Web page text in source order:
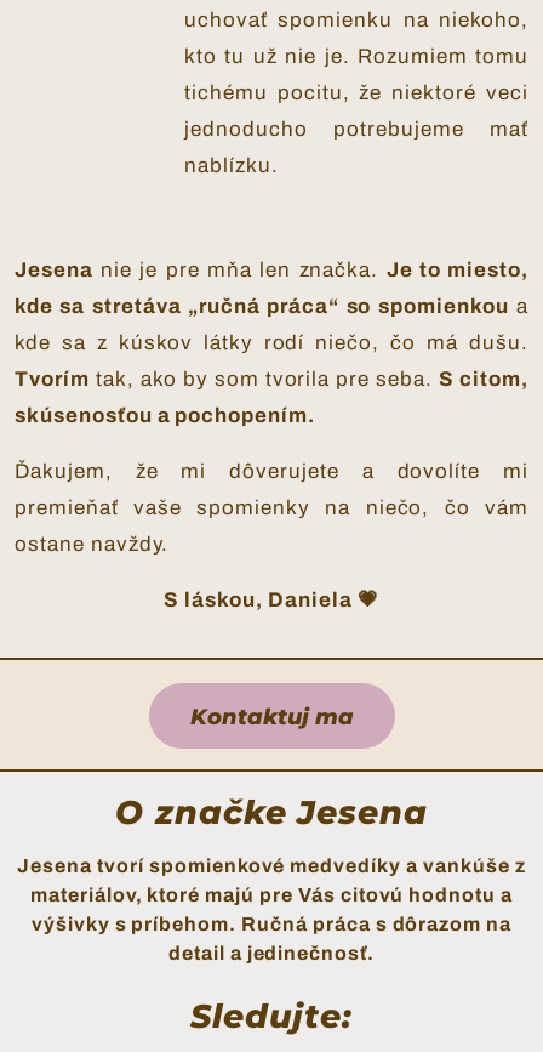
uchovať spomienku na niekoho,
kto tu už nie je. Rozumiem tomu
tichému pocitu, že niektoré veci
jednoducho potrebujeme mať
nablízku.
Jesena nie je pre mňa len značka. Je to miesto,
kde sa stretáva „ručná práca“ so spomienkou a
kde sa z kúskov látky rodí niečo, čo má dušu.
Tvorím tak, ako by som tvorila pre seba.S citom,
skúsenosťou a pochopením.
Ďakujem, že mi dôverujete a dovolíte mi
premieňať vaše spomienky na niečo, čo vám
ostane navždy.
S láskou, Daniela 💗
Kontaktuj ma
O značke Jesena
Jesena tvorí spomienkové medvedíky a vankúše z
materiálov, ktoré majú pre Vás citovú hodnotu a
výšivky s príbehom. Ručná práca s dôrazom na
detail a jedinečnosť.
Sledujte: